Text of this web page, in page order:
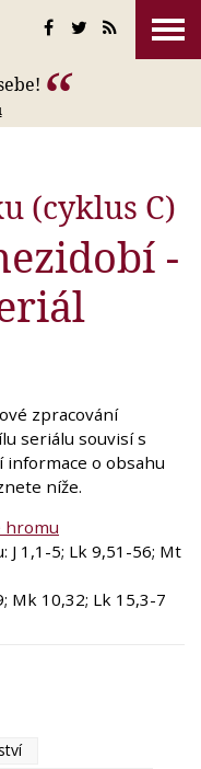
(cyklus C)
-
zpracování
seriálu souvisí s
o obsahu
níže.
hromu
1,1-5; Lk 9,51-56; Mt
Mk 10,32; Lk 15,3-7